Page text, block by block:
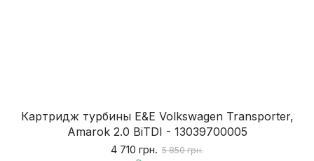
Картридж турбины E&E Volkswagen Transporter,
Amarok 2.0 BiTDI - 13039700005
4 710 грн. 5 850 грн.